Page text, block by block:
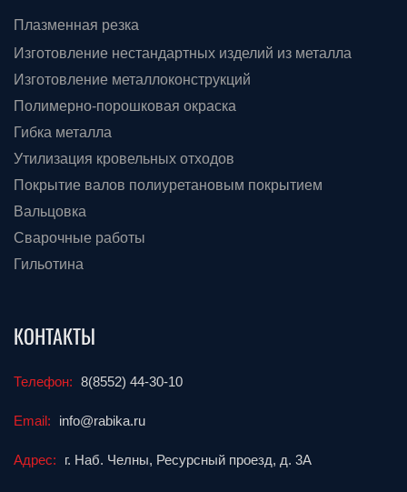
Плазменная резка
Изготовление нестандартных изделий из металла
Изготовление металлоконструкций
Полимерно-порошковая окраска
Гибка металла
Утилизация кровельных отходов
Покрытие валов полиуретановым покрытием
Вальцовка
Сварочные работы
Гильотина
КОНТАКТЫ
Телефон: 8(8552) 44-30-10
Email: info@rabika.ru
Адрес: г. Наб. Челны, Ресурсный проезд, д. 3А